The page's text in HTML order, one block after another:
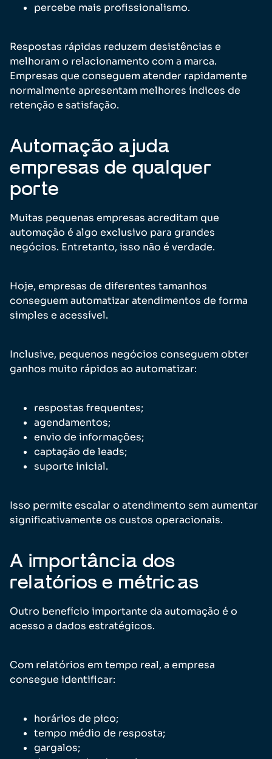
percebe mais profissionalismo.
Respostas rápidas reduzem desistências e
melhoram o relacionamento com a marca.
Empresas que conseguem atender rapidamente
normalmente apresentam melhores índices de
retenção e satisfação.
Automação ajuda
empresas de qualquer
porte
Muitas pequenas empresas acreditam que
automação é algo exclusivo para grandes
negócios. Entretanto, isso não é verdade.
Hoje, empresas de diferentes tamanhos
conseguem automatizar atendimentos de forma
simples e acessível.
Inclusive, pequenos negócios conseguem obter
ganhos muito rápidos ao automatizar:
respostas frequentes;
agendamentos;
envio de informações;
captação de leads;
suporte inicial.
Isso permite escalar o atendimento sem aumentar
significativamente os custos operacionais.
A importância dos
relatórios e métricas
Outro benefício importante da automação é o
acesso a dados estratégicos.
Com relatórios em tempo real, a empresa
consegue identificar:
horários de pico;
tempo médio de resposta;
gargalos;